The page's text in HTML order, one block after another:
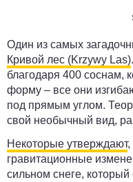
Один из самых
Кривой лес (Krzywy Las)
благодаря 400 соснам,
форму – все они
под прямым углом.
свой необычный вид,
Некоторые утверждают,
гравитационные
сильном снеге,